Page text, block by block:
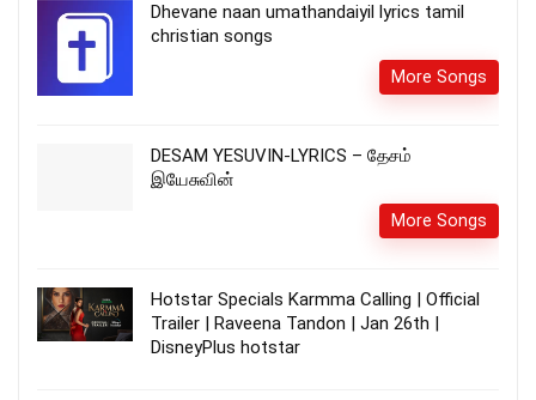
Dhevane naan umathandaiyil lyrics tamil
christian songs
More Songs
DESAM YESUVIN-LYRICS – தேசம்
இயேசுவின்
More Songs
Hotstar Specials Karmma Calling | Official
Trailer | Raveena Tandon | Jan 26th |
DisneyPlus hotstar